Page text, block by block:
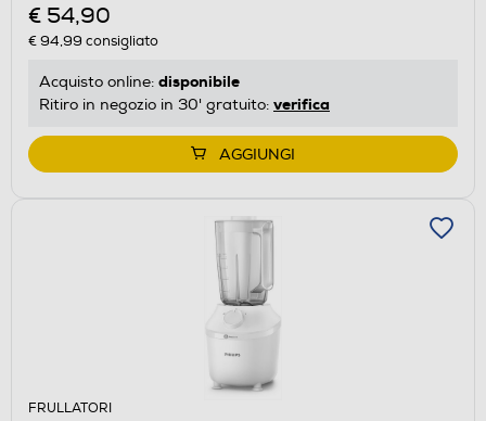
€ 54,90
€ 94,99 consigliato
Acquisto online: disponibile
Ritiro in negozio in 30' gratuito: verifica
AGGIUNGI
FRULLATORI